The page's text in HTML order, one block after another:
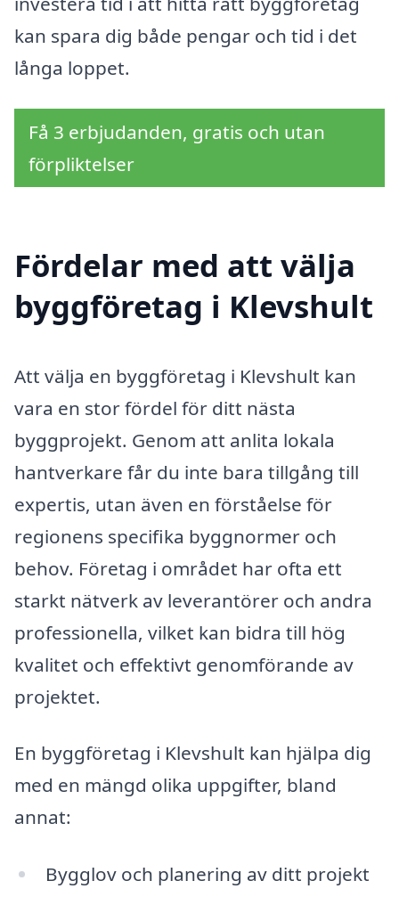
kan spara dig både pengar och tid i det
långa loppet.
Få 3 erbjudanden, gratis och utan
förpliktelser
Fördelar med att välja
byggföretag i Klevshult
Att välja en byggföretag i Klevshult kan
vara en stor fördel för ditt nästa
byggprojekt. Genom att anlita lokala
hantverkare får du inte bara tillgång till
expertis, utan även en förståelse för
regionens specifika byggnormer och
behov. Företag i området har ofta ett
starkt nätverk av leverantörer och andra
professionella, vilket kan bidra till hög
kvalitet och effektivt genomförande av
projektet.
En byggföretag i Klevshult kan hjälpa dig
med en mängd olika uppgifter, bland
annat:
Bygglov och planering av ditt projekt